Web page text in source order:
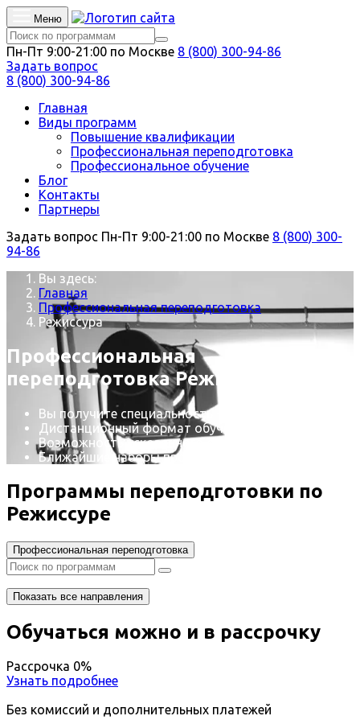
Меню
Пн-Пт 9:00-21:00 по Москве 8 (800) 300-94-86
Задать вопрос
8 (800) 300-94-86
Главная
Виды программ
Повышение квалификации
Профессиональная переподготовка
Профессиональное обучение
Блог
Контакты
Партнеры
Задать вопрос Пн-Пт 9:00-21:00 по Москве 8 (800) 300-
94-86
Вы здесь:
Главная
Профессиональная переподготовка
Режиссура
Профессиональная
переподготовка Режиссура
Вы получите специальность - Режиссер
Дистанционный формат обучения
Возможность ускоренного обучения
Ближайшие наборы пройдут
Программы переподготовки по
Режиссуре
Профессиональная переподготовка
Показать все направления
Обучаться можно и в рассрочку
Рассрочка 0%
Узнать подробнее
Без комиссий и дополнительных платежей